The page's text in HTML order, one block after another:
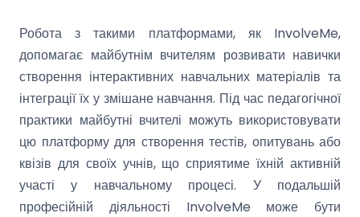
Робота з такими платформами, як InvolveMe,
допомагає майбутнім вчителям розвивати навички
створення інтерактивних навчальних матеріалів та
інтеграції їх у змішане навчання. Під час педагогічної
практики майбутні вчителі можуть використовувати
цю платформу для створення тестів, опитувань або
квізів для своїх учнів, що сприятиме їхній активній
участі у навчальному процесі. У подальшій
професійній діяльності InvolveMe може бути